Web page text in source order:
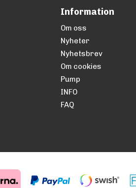
Information
Om oss
Nyheter
Nyhetsbrev
Om cookies
Pump
INFO
FAQ